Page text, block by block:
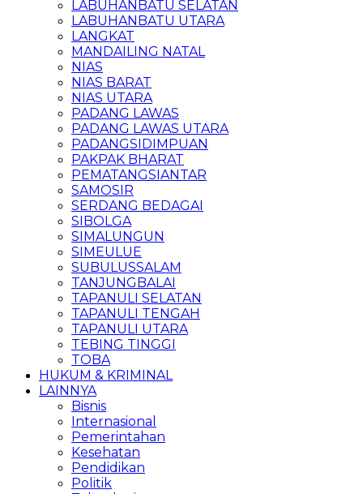
LABUHANBATU SELATAN
LABUHANBATU UTARA
LANGKAT
MANDAILING NATAL
NIAS
NIAS BARAT
NIAS UTARA
PADANG LAWAS
PADANG LAWAS UTARA
PADANGSIDIMPUAN
PAKPAK BHARAT
PEMATANGSIANTAR
SAMOSIR
SERDANG BEDAGAI
SIBOLGA
SIMALUNGUN
SIMEULUE
SUBULUSSALAM
TANJUNGBALAI
TAPANULI SELATAN
TAPANULI TENGAH
TAPANULI UTARA
TEBING TINGGI
TOBA
HUKUM & KRIMINAL
LAINNYA
Bisnis
Internasional
Pemerintahan
Kesehatan
Pendidikan
Politik